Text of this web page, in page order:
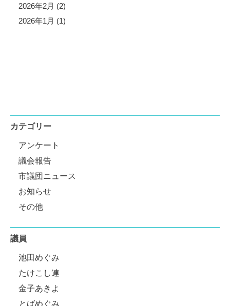
2026年2月 (2)
2026年1月 (1)
カテゴリー
アンケート
議会報告
市議団ニュース
お知らせ
その他
議員
池田めぐみ
たけこし連
金子あきよ
とばめぐみ